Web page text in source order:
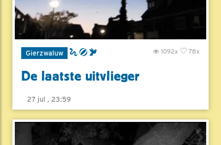
Gierzwaluw 78x
1092x
De laatste uitvlieger
27 jul , 23:59